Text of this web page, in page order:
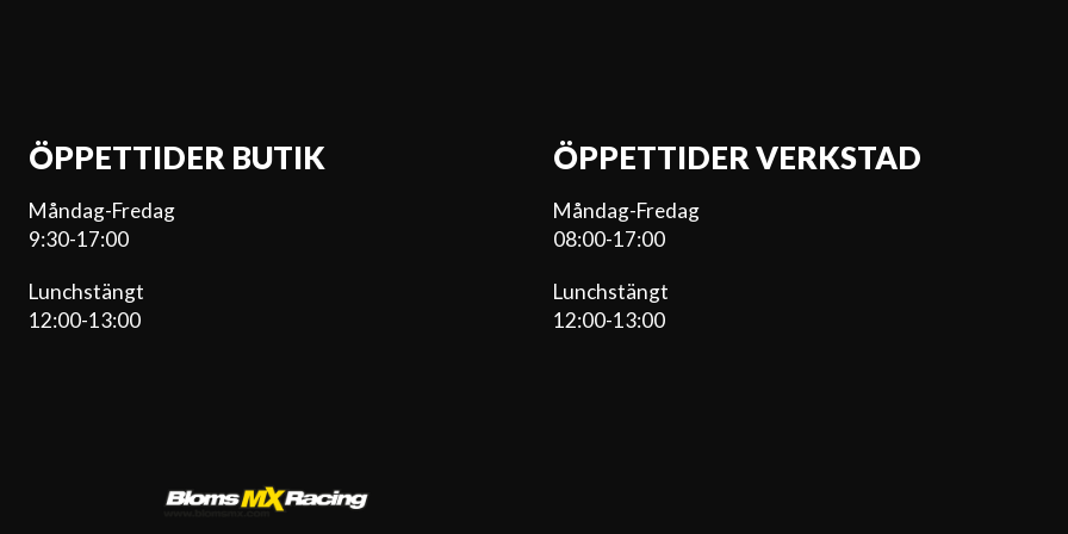
ÖPPETTIDER BUTIK
Måndag-Fredag
9:30-17:00
Lunchstängt
12:00-13:00
ÖPPETTIDER VERKSTAD
Måndag-Fredag
08:00-17:00
Lunchstängt
12:00-13:00